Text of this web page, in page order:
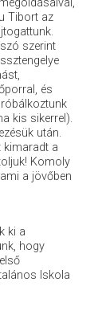
Tibort az
szerint
és
kis sikerrel).
után.
kimaradt a
Komoly
a jövőben
ki a
hogy
Iskola